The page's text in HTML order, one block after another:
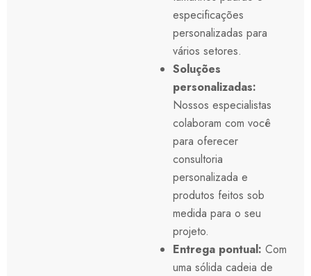
especificações
personalizadas para
vários setores.
Soluções
personalizadas:
Nossos especialistas
colaboram com você
para oferecer
consultoria
personalizada e
produtos feitos sob
medida para o seu
projeto.
Entrega pontual: Com
uma sólida cadeia de